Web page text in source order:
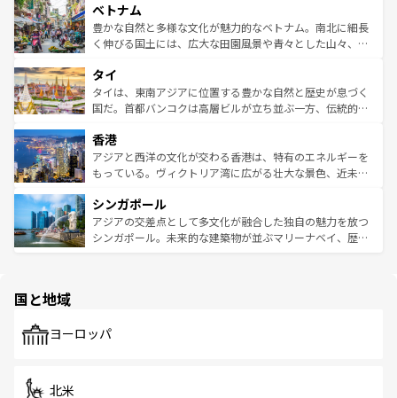
参照してほしい。
容にもいいと評判のスイーツなど、バラエティ豊かな料理
が味わえる。 なお、新着の台湾情報は コンテンツ一覧を参
照してほしい。
き、地方に足を延ばせば四季折々の自然美を楽しむことが
できる。そして、キムチや焼肉、絶品のストリートフード
まで、さまざまな韓国料理が待っている。夜には、韓国な
リティに包まれながら、韓国の多彩な魅力を心ゆくまで味
わってみてほしい。 なお、新着の韓国情報はコンテンツ一
覧を参照してほしい。
ベトナム
豊かな自然と多様な文化が魅力的なベトナム。南北に細長
く伸びる国土には、広大な田園風景や青々とした山々、世
急速な発展と共に伝統が息づく。ハノイの古い町並みやホ
ーチミン市のフランス統治時代の建物も、独特の雰囲気を
醸し出している。また、バラエティの豊かさとおいしさで
とつ。フォーやバインミー、ベトナムコーヒーなどは、ぜ
ひ現地で味わいたい。どの地域を訪れてもあたたかい人々
が旅行者を迎えてくれるので、きっと忘れられない旅にな
参照してほしい。
タイ
タイは、東南アジアに位置する豊かな自然と歴史が息づく
国だ。首都バンコクは高層ビルが立ち並ぶ一方、伝統的な
の活気が交差している。北部ではチェンマイなどの山岳地
帯で自然と触れ合い、南部ではプーケットやクラビの美し
いビーチでリゾート気分を楽しむことができる。タイ料理
激する。気候は一年中温暖で、どの季節にも異なる楽しみ
が待っている。親しみやすいタイの人々、仏教を中心とし
た文化、そして多様な観光資源が、訪れる旅人を魅了し続
香港
アジアと西洋の文化が交わる香港は、特有のエネルギーを
もっている。ヴィクトリア湾に広がる壮大な景色、近未来
み、どこを訪れても感動するはず。観光スポットが密集し
ており、効率よく見どころを回れるのも魅力。息をのむよ
うな絶景から文化的な体験まで、香港を存分に楽しみ尽く
シンガポール
アジアの交差点として多文化が融合した独自の魅力を放つ
シンガポール。未来的な建築物が並ぶマリーナベイ、歴史
で、ホーカーズは地元の風情を楽しめる外せないスポット
国と地域
ヨーロッパ
北米